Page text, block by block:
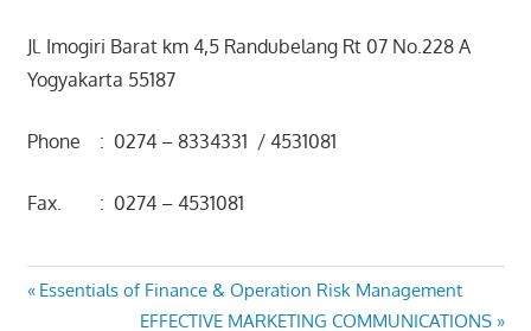
Jl. Imogiri Barat km 4,5 Randubelang Rt 07 No.228 A
Yogyakarta 55187
Phone : 0274 – 8334331 / 4531081
Fax. : 0274 – 4531081
ESSENTIAL SKILL
Post
Previous
Essentials of Finance & Operation Risk Management
Next
EFFECTIVE MARKETING COMMUNICATIONS